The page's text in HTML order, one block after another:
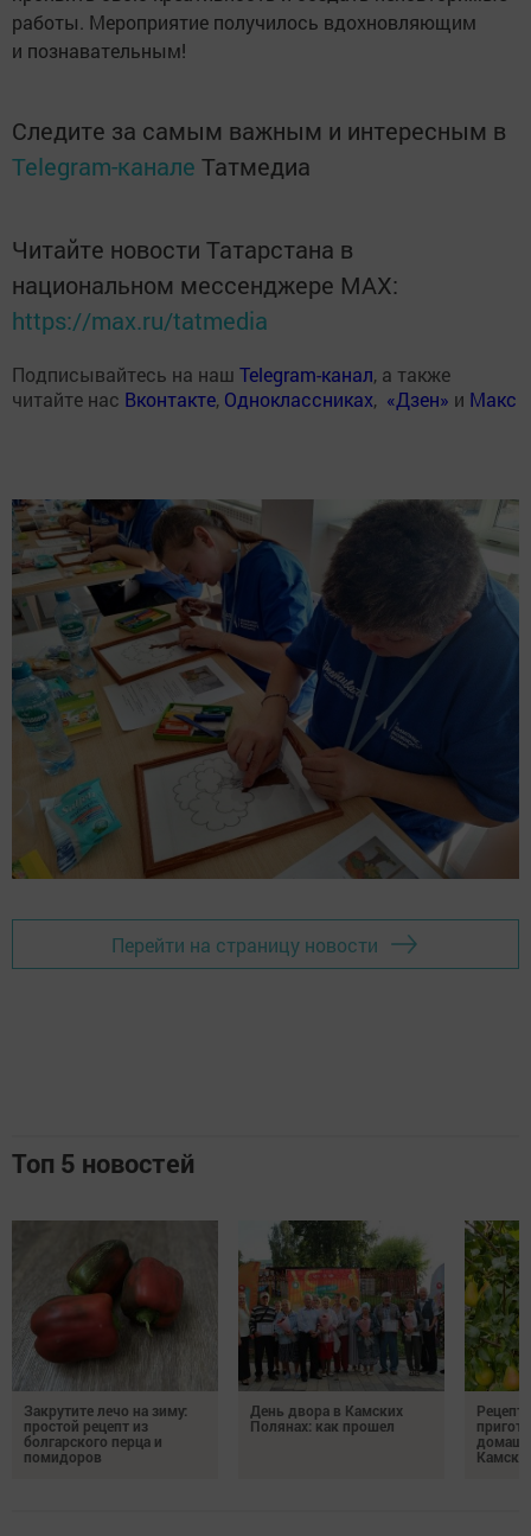
работы. Мероприятие получилось вдохновляющим
и познавательным!
Следите за самым важным и интересным в
Telegram-канале Татмедиа
Читайте новости Татарстана в
национальном мессенджере MАХ:
https://max.ru/tatmedia
Подписывайтесь на наш Telegram-канал, а также
читайте нас Вконтакте, Одноклассниках, «Дзен» и Макс
Перейти на страницу новости
Топ 5 новостей
Закрутите лечо на зиму:
простой рецепт из
болгарского перца и
помидоров
День двора в Камских
Полянах: как прошел